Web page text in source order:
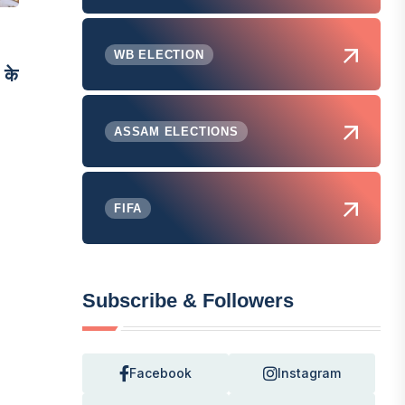
के
WB ELECTION
ASSAM ELECTIONS
FIFA
Subscribe & Followers
Facebook Instagram